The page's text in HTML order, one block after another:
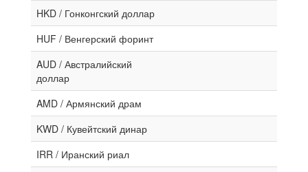
HKD / Гонконгский доллар
HUF / Венгерский форинт
AUD / Австралийский
доллар
AMD / Армянский драм
KWD / Кувейтский динар
IRR / Иранский риал